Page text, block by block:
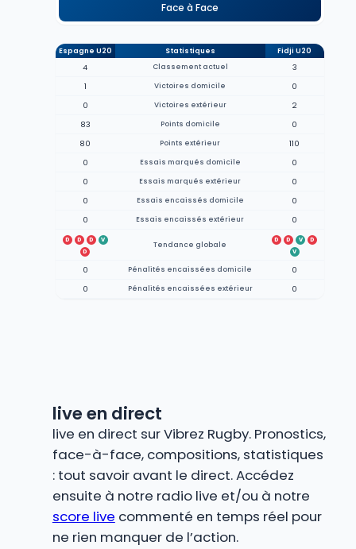
Face à Face
Espagne U20 Statistiques Fidji U20
4 Classement actuel
3
1
Victoires domicile
0
0
Victoires extérieur
2
83
Points domicile
0
80
Points extérieur
110
0
Essais marqués domicile
0
0
Essais marqués extérieur
0
0
Essais encaissés domicile
0
0
Essais encaissés extérieur 0
D D D
V
D
Tendance globale
D D V
D
V
0 Pénalités encaissées domicile
0
0
Pénalités encaissées extérieur 0
live en direct
live en direct sur Vibrez Rugby. Pronostics,
face-à-face, compositions, statistiques
: tout savoir avant le direct. Accédez
ensuite à notre radio live et/ou à notre
score live commenté en temps réel pour
ne rien manquer de l’action.